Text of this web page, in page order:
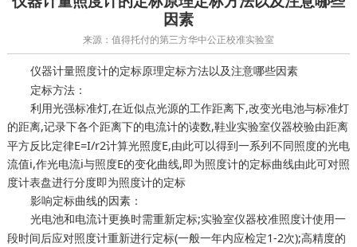
因素
来源：值得托付的第三方华中公正校准实验室
仪器计量照度计的定标原理定标方法以及注意哪些因素
定标方法：
利用光强标准灯,在近似点光源的工作距离下,改变光电池与标准灯
的距离,记录下各个距离下的电流计的读数,鞋业实验室仪器校验由距离
平方反比定律E=I/r2计算光照度E,由此可以得到一系列不同照度的光电
流值i,作光电流i与照度E的变化曲线,即为照度计的定标曲线由此可对照
度计表盘进行分度即为照度计的定标
影响定标曲线的因素：
光电池和电流计更换时需重新定标;实验室仪器校准照度计使用一
段时间后应对照度计重新进行定标(一般一年内应检定1-2次);高精度的